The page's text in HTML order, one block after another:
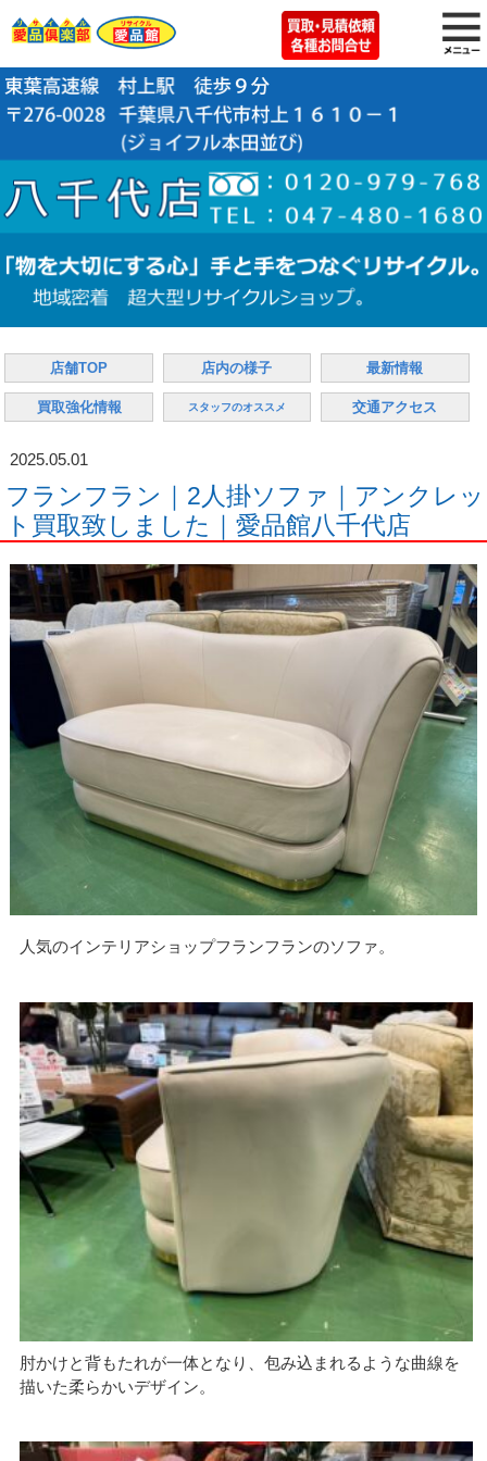
店舗TOP 店内の様子 最新情報
買取強化情報 スタッフのオススメ 交通アクセス
2025.05.01
フランフラン｜2人掛ソファ｜アンクレッ
ト買取致しました｜愛品館八千代店
人気のインテリアショップフランフランのソファ。
肘かけと背もたれが一体となり、包み込まれるような曲線を
描いた柔らかいデザイン。